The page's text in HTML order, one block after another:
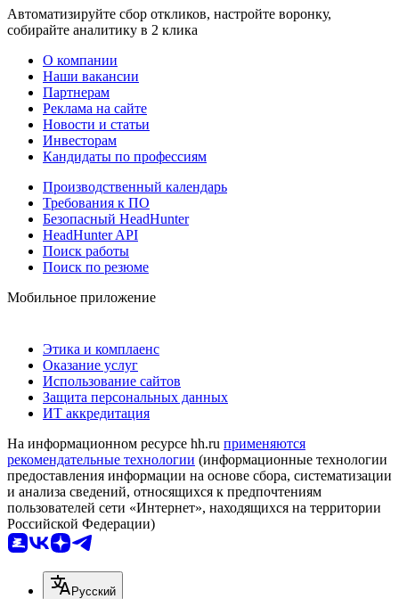
Автоматизируйте сбор откликов, настройте воронку,
собирайте аналитику в 2 клика
О компании
Наши вакансии
Партнерам
Реклама на сайте
Новости и статьи
Инвесторам
Кандидаты по профессиям
Производственный календарь
Требования к ПО
Безопасный HeadHunter
HeadHunter API
Поиск работы
Поиск по резюме
Мобильное приложение
Этика и комплаенс
Оказание услуг
Использование сайтов
Защита персональных данных
ИТ аккредитация
На информационном ресурсе hh.ru применяются
рекомендательные технологии (информационные технологии
предоставления информации на основе сбора, систематизации
и анализа сведений, относящихся к предпочтениям
пользователей сети «Интернет», находящихся на территории
Российской Федерации)
Русский